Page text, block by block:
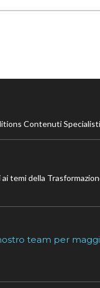
Contenuti
della
team per